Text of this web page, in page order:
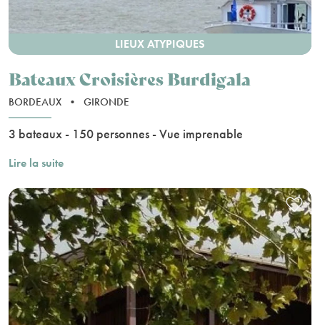
LIEUX ATYPIQUES
Bateaux Croisières Burdigala
BORDEAUX • GIRONDE
3 bateaux - 150 personnes - Vue imprenable
Lire la suite